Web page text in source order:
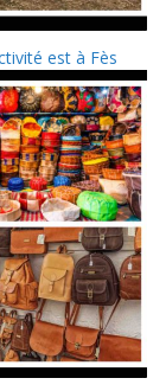
est à Fès